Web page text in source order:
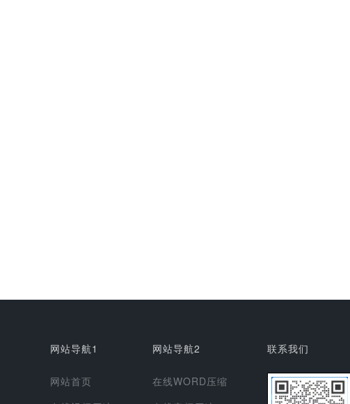
网站导航1
网站首页
网站导航2
在线WORD压缩
联系我们